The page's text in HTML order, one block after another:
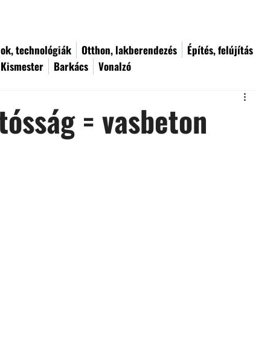
technológiák Otthon, lakberendezés Építés, felújítás
Kismester Barkács Vonalzó
= vasbeton